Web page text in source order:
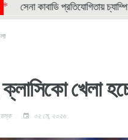
প্রতিযোগিতায় চ্যাম্পিয়ন ১১
খেলা
০২ মে, ২০২৬